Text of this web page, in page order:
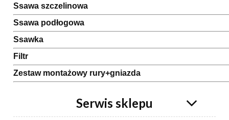
Ssawa szczelinowa
Ssawa podłogowa
Ssawka
Filtr
Zestaw montażowy rury+gniazda
Serwis sklepu